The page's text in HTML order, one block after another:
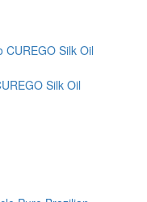
Silk Oil